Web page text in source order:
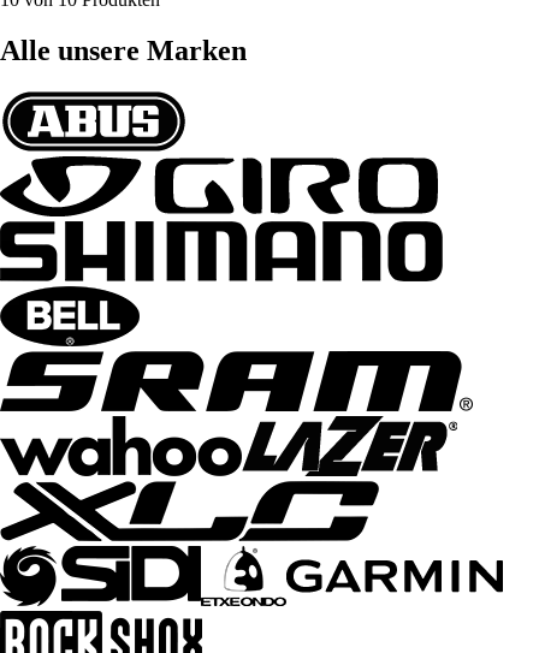
Alle unsere Marken